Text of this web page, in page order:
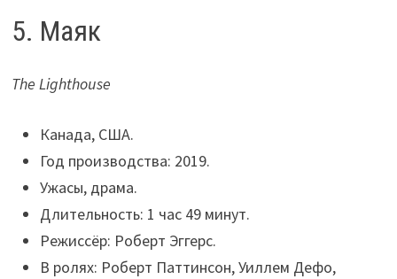
5. Маяк
The Lighthouse
Канада, США.
Год производства: 2019.
Ужасы, драма.
Длительность: 1 час 49 минут.
Режиссёр: Роберт Эггерс.
В ролях: Роберт Паттинсон, Уиллем Дефо,